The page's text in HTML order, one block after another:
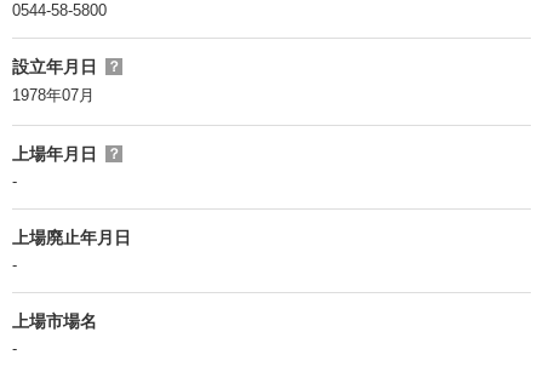
0544-58-5800
設立年月日 ？
1978年07月
上場年月日 ？
-
上場廃止年月日
-
上場市場名
-